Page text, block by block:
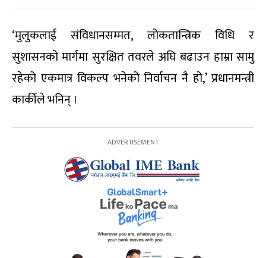
‘मुलुकलाई संविधानसम्मत, लोकतान्त्रिक विधि र
सुशासनको मार्गमा सुरक्षित तवरले अघि बढाउन हाम्रा सामु
रहेको एकमात्र विकल्प भनेको निर्वाचन नै हो,’ प्रधानमन्त्री
कार्कीले भनिन् ।